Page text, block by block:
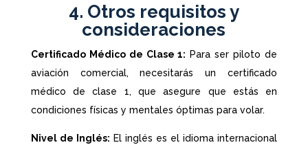
4. Otros requisitos y
consideraciones
Certificado Médico de Clase 1: Para ser piloto de
aviación comercial, necesitarás un certificado
médico de clase 1, que asegure que estás en
condiciones físicas y mentales óptimas para volar.
Nivel de Inglés: El inglés es el idioma internacional